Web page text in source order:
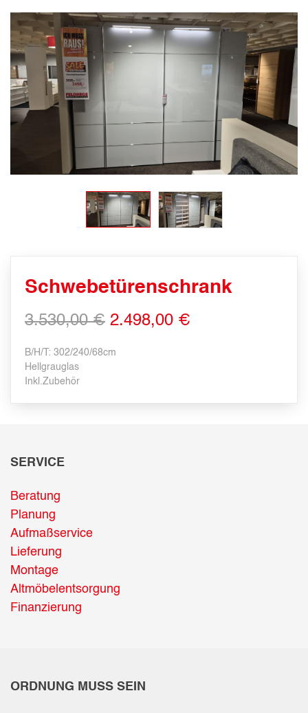
Schwebetürenschrank
3.530,00 € 2.498,00 €
B/H/T: 302/240/68cm
Hellgrauglas
Inkl.Zubehör
SERVICE
Beratung
Planung
Aufmaßservice
Lieferung
Montage
Altmöbelentsorgung
Finanzierung
ORDNUNG MUSS SEIN